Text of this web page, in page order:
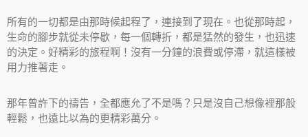
所有的一切都是由那時候起程了，連接到了現在。也從那時起，
生命的腳步就從未停歇，每一個轉折，都是猛然的發生，也迅速
的決定。好精彩的旅程啊！沒有一分鐘的浪費或停滯，就這樣被
用力推著走。
那年曾許下的禱告，全都應允了不是嗎？只是沒自己想像裡那般
輕鬆，也遠比以為的更精彩萬分。